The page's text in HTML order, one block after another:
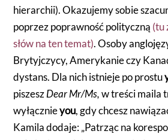
hierarchii). Okazujemy sobie
poprzez poprawność polityczną (tu
słów na ten temat). Osoby
Brytyjczycy, Amerykanie czy
dystans. Dla nich istnieje po prostu
piszeszDear Mr/Ms,w treści maila
wyłącznieyou, gdy chcesz
Kamila dodaje: „Patrząc na